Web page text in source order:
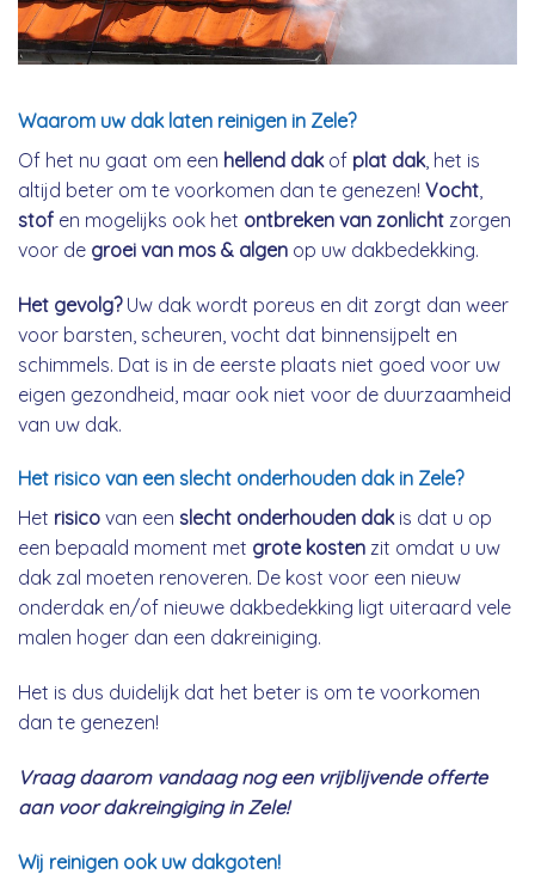
Waarom uw dak laten reinigen in Zele?
Of het nu gaat om een hellend dakof plat dak, het is
altijd beter om te voorkomen dan te genezen! Vocht
stof en mogelijks ook het ontbreken van zonlicht zorgen
voor de groei van mos & algen op uw dakbedekking.
Het gevolg?Uw dak wordt poreus en dit zorgt dan weer
voor barsten, scheuren, vocht dat binnensijpelt en
schimmels. Dat is in de eerste plaats niet goed voor uw
eigen gezondheid, maar ook niet voor de duurzaamheid
van uw dak.
Het risico van een slecht onderhouden dak in Zele?
Het risico van een slecht onderhouden dakis dat u op
een bepaald moment met grote kosten zit omdat u uw
dak zal moeten renoveren. De kost voor een nieuw
onderdak en/of nieuwe dakbedekking ligt uiteraard vele
malen hoger dan een dakreiniging.
Het is dus duidelijk dat het beter is om te voorkomen
dan te genezen!
Vraag daarom vandaag nog een vrijblijvende offerte
aan voor dakreingiging in Zele!
Wij reinigen ook uw dakgoten!